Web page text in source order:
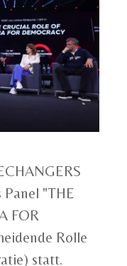
Panel "THE
FOR
Rolle
statt.